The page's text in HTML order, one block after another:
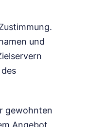
und
gewohnten
Angebot